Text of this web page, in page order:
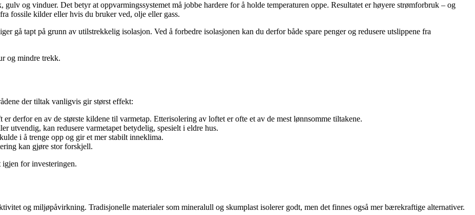
og vinduer. Det betyr at oppvarmingssystemet må jobbe hardere for å holde temperaturen oppe. Resultatet er høyere strømforbruk – og
fossile kilder eller hvis du bruker ved, olje eller gass.
gå tapt på grunn av utilstrekkelig isolasjon. Ved å forbedre isolasjonen kan du derfor både spare penger og redusere utslippene fra
og mindre trekk.
der tiltak vanligvis gir størst effekt:
derfor en av de største kildene til varmetap. Etterisolering av loftet er ofte et av de mest lønnsomme tiltakene.
utvendig, kan redusere varmetapet betydelig, spesielt i eldre hus.
i å trenge opp og gir et mer stabilt inneklima.
kan gjøre stor forskjell.
for investeringen.
og miljøpåvirkning. Tradisjonelle materialer som mineralull og skumplast isolerer godt, men det finnes også mer bærekraftige alternativer.